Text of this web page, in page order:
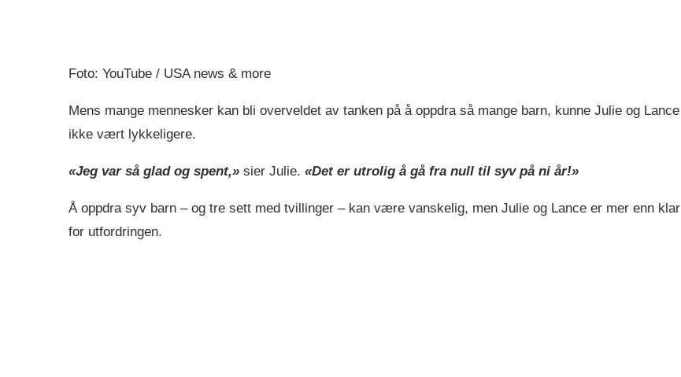
Foto: YouTube / USA news & more
Mens mange mennesker kan bli overveldet av tanken på å oppdra så mange barn, kunne Julie og Lance
ikke vært lykkeligere.
«Jeg var så glad og spent,» sier Julie. «Det er utrolig å gå fra null til syv på ni år!»
Å oppdra syv barn – og tre sett med tvillinger – kan være vanskelig, men Julie og Lance er mer enn klar
for utfordringen.